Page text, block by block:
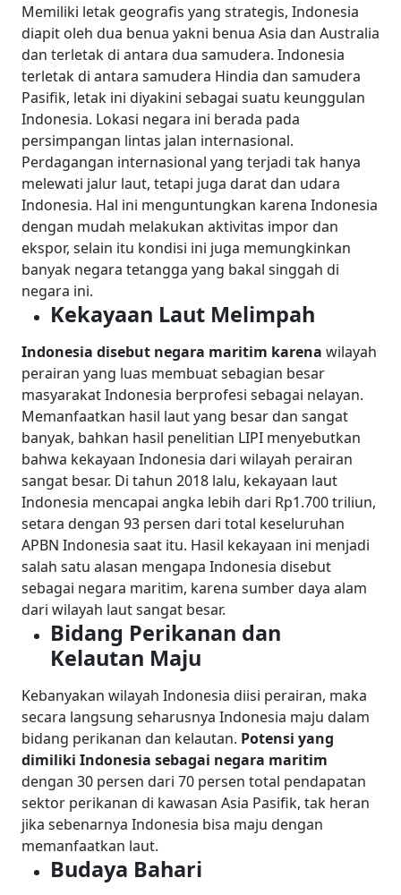
Memiliki letak geografis yang strategis, Indonesia
diapit oleh dua benua yakni benua Asia dan Australia
dan terletak di antara dua samudera. Indonesia
terletak di antara samudera Hindia dan samudera
Pasifik, letak ini diyakini sebagai suatu keunggulan
Indonesia. Lokasi negara ini berada pada
persimpangan lintas jalan internasional.
Perdagangan internasional yang terjadi tak hanya
melewati jalur laut, tetapi juga darat dan udara
Indonesia. Hal ini menguntungkan karena Indonesia
dengan mudah melakukan aktivitas impor dan
ekspor, selain itu kondisi ini juga memungkinkan
banyak negara tetangga yang bakal singgah di
negara ini.
Kekayaan Laut Melimpah
Indonesia disebut negara maritim karena wilayah
perairan yang luas membuat sebagian besar
masyarakat Indonesia berprofesi sebagai nelayan.
Memanfaatkan hasil laut yang besar dan sangat
banyak, bahkan hasil penelitian LIPI menyebutkan
bahwa kekayaan Indonesia dari wilayah perairan
sangat besar. Di tahun 2018 lalu, kekayaan laut
Indonesia mencapai angka lebih dari Rp1.700 triliun,
setara dengan 93 persen dari total keseluruhan
APBN Indonesia saat itu. Hasil kekayaan ini menjadi
salah satu alasan mengapa Indonesia disebut
sebagai negara maritim, karena sumber daya alam
dari wilayah laut sangat besar.
Bidang Perikanan dan
Kelautan Maju
Kebanyakan wilayah Indonesia diisi perairan, maka
secara langsung seharusnya Indonesia maju dalam
bidang perikanan dan kelautan. Potensi yang
dimiliki Indonesia sebagai negara maritim
dengan 30 persen dari 70 persen total pendapatan
sektor perikanan di kawasan Asia Pasifik, tak heran
jika sebenarnya Indonesia bisa maju dengan
memanfaatkan laut.
Budaya Bahari